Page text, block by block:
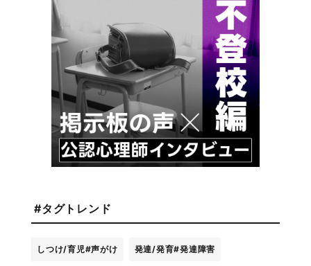
#タグトレンド
しつけ/育児#声がけ 発達/発育#発達障害